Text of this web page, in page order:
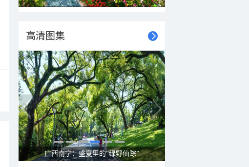
高清图集
呼伦贝尔草原 藏着最治愈的蓝天白云